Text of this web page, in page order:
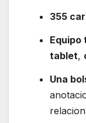
355
tablet,
Una